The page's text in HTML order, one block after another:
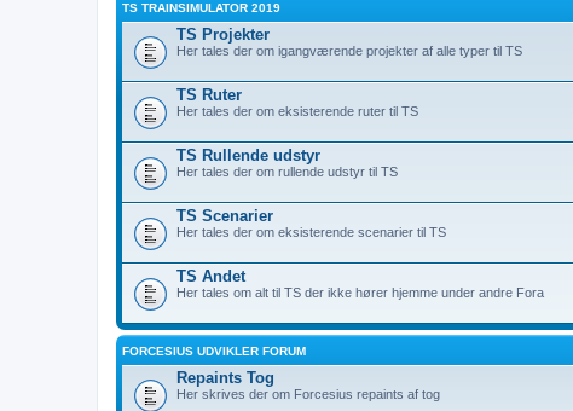
TS TRAINSIMULATOR 2019
TS Projekter
Her tales der om igangværende projekter af alle typer til TS
TS Ruter
Her tales der om eksisterende ruter til TS
TS Rullende udstyr
Her tales der om rullende udstyr til TS
TS Scenarier
Her tales der om eksisterende scenarier til TS
TS Andet
Her tales om alt til TS der ikke hører hjemme under andre Fora
FORCESIUS UDVIKLER FORUM
Repaints Tog
Her skrives der om Forcesius repaints af tog